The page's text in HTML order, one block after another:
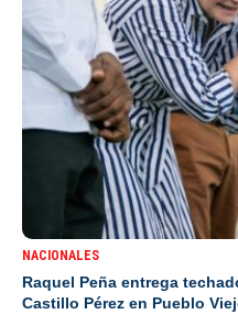
NACIONALES
Raquel Peña entrega
Castillo Pérez en Pueblo